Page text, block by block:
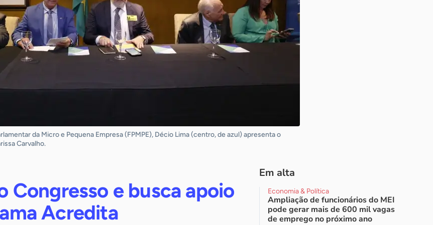
da Micro e Pequena Empresa (FPMPE), Décio Lima (centro, de azul) apresenta o
Carvalho.
Congresso e busca apoio
Acredita
Em alta
Economia & Política
Ampliação de funcionários do MEI
pode gerar mais de 600 mil vagas
de emprego no próximo ano